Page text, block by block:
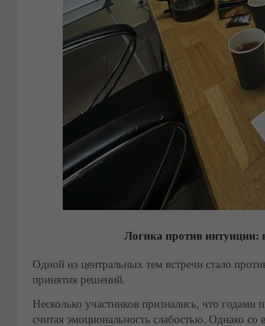
Логика против интуиции:
Одной из центральных тем встречи стало
принятия решений.
Несколько участников признались, что
считая эмоциональность слабостью. Однако